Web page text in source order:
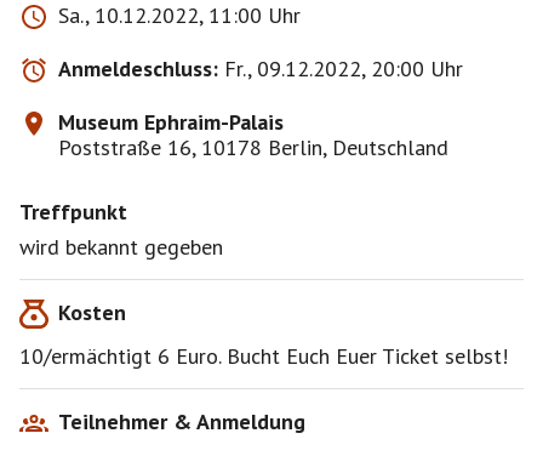
Sa., 10.12.2022, 11:00 Uhr
Anmeldeschluss: Fr., 09.12.2022, 20:00 Uhr
Museum Ephraim-Palais
Poststraße 16, 10178 Berlin, Deutschland
Treffpunkt
wird bekannt gegeben
Kosten
10/ermächtigt 6 Euro. Bucht Euch Euer Ticket selbst!
Teilnehmer & Anmeldung